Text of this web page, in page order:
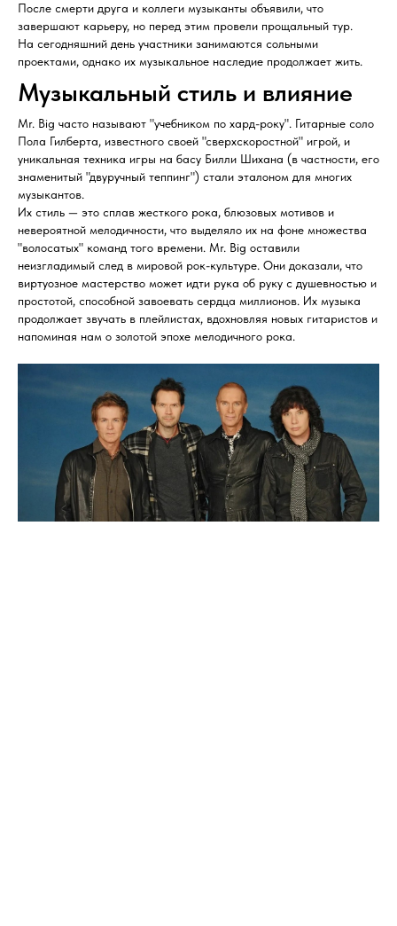
После смерти друга и коллеги музыканты объявили, что
завершают карьеру, но перед этим провели прощальный тур.
На сегодняшний день участники занимаются сольными
проектами, однако их музыкальное наследие продолжает жить.
Музыкальный стиль и влияние
Mr. Big часто называют "учебником по хард-року". Гитарные соло
Пола Гилберта, известного своей "сверхскоростной" игрой, и
уникальная техника игры на басу Билли Шихана (в частности, его
знаменитый "двуручный теппинг") стали эталоном для многих
музыкантов.
Их стиль — это сплав жесткого рока, блюзовых мотивов и
невероятной мелодичности, что выделяло их на фоне множества
"волосатых" команд того времени. Mr. Big оставили
неизгладимый след в мировой рок-культуре. Они доказали, что
виртуозное мастерство может идти рука об руку с душевностью и
простотой, способной завоевать сердца миллионов. Их музыка
продолжает звучать в плейлистах, вдохновляя новых гитаристов и
напоминая нам о золотой эпохе мелодичного рока.